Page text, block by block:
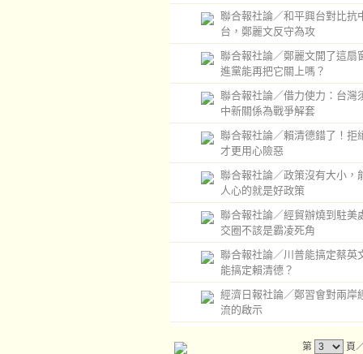
聯合報社論／和平興台對比抗
台，鄭麗文反守為攻
聯合報社論／鄭麗文開了這扇
進黨能再把它關上嗎？
聯合報社論／借力使力：台灣
中新關係為戰爭解套
聯合報社論／賴清德錯了！拒
才更用心險惡
聯合報社論／政策沒有大小，
人心的就是好政策
聯合報社論／經貿辦燒到駐美
交圈不該是霸凌死角
聯合報社論／川普能搞定蔡英
能搞定賴清德？
經濟日報社論／鄭習會對兩岸
流的啟示
第 頁